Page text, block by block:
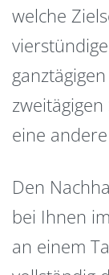
welche
eine
Den
bei Ihnen
an einem